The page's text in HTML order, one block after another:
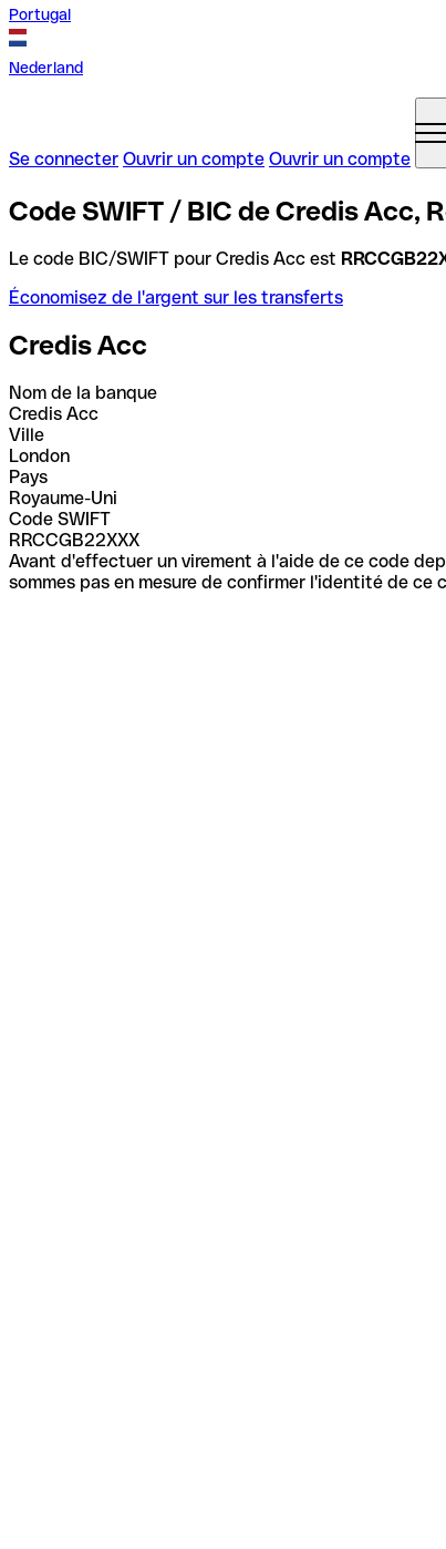
Portugal
Nederland
Se connecter Ouvrir un compte Ouvrir un compte
Code SWIFT / BIC de Credis Acc,
Le code BIC/SWIFT pour Credis Acc est
Économisez de l'argent sur les transferts
Credis Acc
Nom de la banque
Credis Acc
Ville
London
Pays
Royaume-Uni
Code SWIFT
RRCCGB22XXX
Avant d'effectuer un virement à l'aide de ce code
sommes pas en mesure de confirmer l'identité de